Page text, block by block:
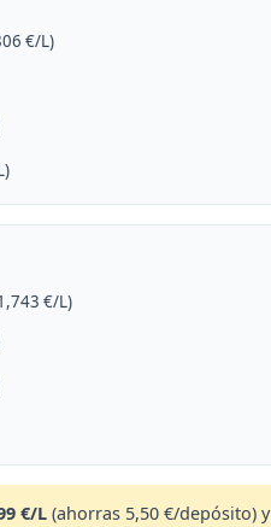
€/L)
€/L)
€/L (ahorras 5,50 €/depósito) y